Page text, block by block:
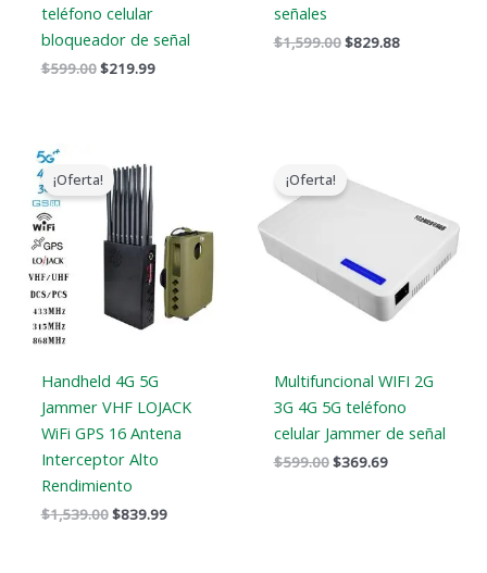
teléfono celular
bloqueador de señal
$599.00$219.99
señales
$1,599.00$829.88
¡Oferta!
Handheld 4G 5G
Jammer VHF LOJACK
WiFi GPS 16 Antena
Interceptor Alto
Rendimiento
$1,539.00
precio
original
era:
$1,539.00.
$839.99
$839.99.
¡Oferta!
Multifuncional WIFI 2G
3G 4G 5G teléfono
celular Jammer de señal
$599.00
original
$369.69
es:
$369.69.